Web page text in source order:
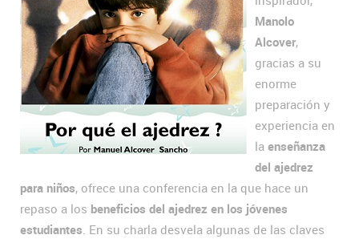
Manolo
Alcover,
gracias a su
enorme
preparación y
experiencia en
la enseñanza
del ajedrez
para niños, ofrece una conferencia en la que hace un
repaso a los beneficios del ajedrez en los jóvenes
estudiantes. En su charla desvela algunas de las claves